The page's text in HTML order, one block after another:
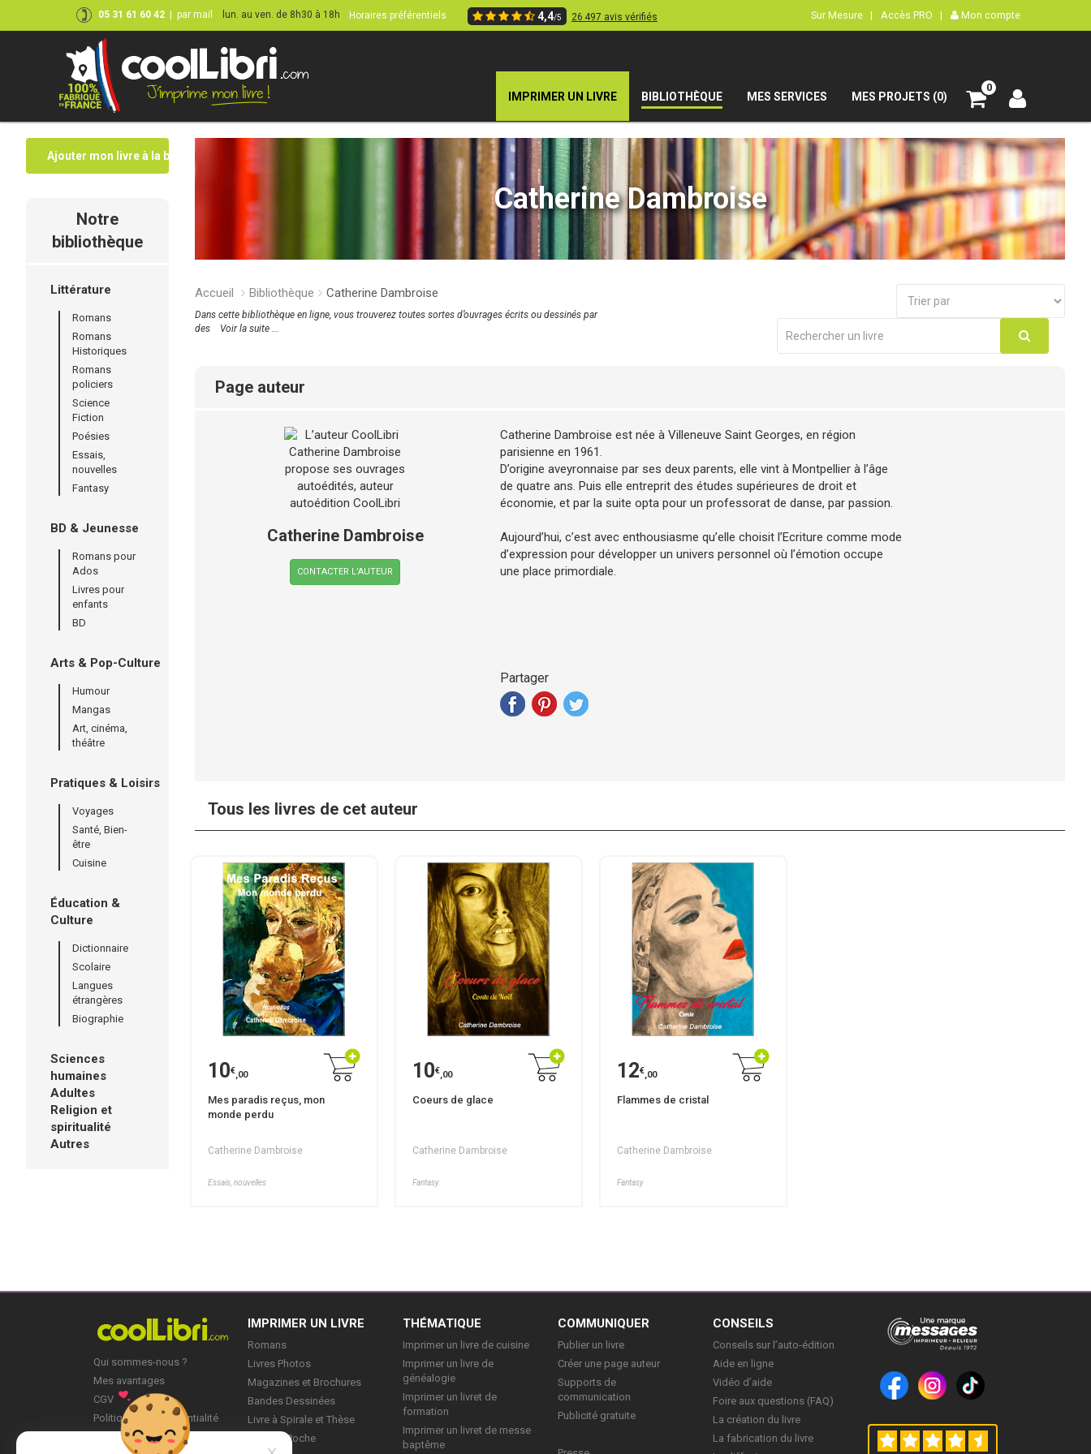
05 31 61 60 42 par mail lun. au ven. de 8h30 à 18h Horaires préférentiels 4,4/5 26 497 avis vérifiés Sur Mesure | Accès PRO | Mon compte
IMPRIMER UN LIVRE BIBLIOTHÈQUE MES SERVICES MES PROJETS (0)
0
Ajouter mon livre à la bibliothèque
Notre
bibliothèque
Littérature
Romans
Romans
Historiques
Romans
policiers
Science
Fiction
Poésies
Essais,
nouvelles
Fantasy
BD & Jeunesse
Romans pour
Ados
Livres pour
enfants
BD
Arts & Pop-Culture
Humour
Mangas
Art, cinéma,
théâtre
Pratiques & Loisirs
Voyages
Santé, Bien-
être
Cuisine
Éducation &
Culture
Dictionnaire
Scolaire
Langues
étrangères
Biographie
Sciences
humaines
Adultes
Religion et
spiritualité
Autres
Catherine Dambroise
Accueil Bibliothèque Catherine Dambroise
Dans cette bibliothèque en ligne, vous trouverez toutes sortes d’ouvrages écrits ou dessinés par
des
Voir la suite ...
page auteur
Catherine Dambroise
CONTACTER L’AUTEUR
Catherine Dambroise est née à Villeneuve Saint Georges, en région
parisienne en 1961.
D’origine aveyronnaise par ses deux parents, elle vint à Montpellier à l’âge
de quatre ans. Puis elle entreprit des études supérieures de droit et
économie, et par la suite opta pour un professorat de danse, par passion.
Aujourd’hui, c’est avec enthousiasme qu’elle choisit l’Ecriture comme mode
d’expression pour développer un univers personnel où l’émotion occupe
une place primordiale.
Partager
Tous les livres de cet auteur
10€,00
Mes paradis reçus, mon
monde perdu
Catherine Dambroise
Essais, nouvelles
10€,00
Coeurs de glace
Catherine Dambroise
Fantasy
12€,00
Flammes de cristal
Catherine Dambroise
Fantasy
Qui sommes-nous ?
Mes avantages
CGV
Politique de Confidentialité
IMPRIMER UN LIVRE
Romans
Livres Photos
Magazines et Brochures
Bandes Dessinées
Livre à Spirale et Thèse
Livre de Poche
THÉMATIQUE
Imprimer un livre de cuisine
Imprimer un livre de
généalogie
Imprimer un livret de
formation
Imprimer un livret de messe
baptême
COMMUNIQUER
Publier un livre
Créer une page auteur
Supports de
communication
Publicité gratuite
CONSEILS
Conseils sur l’auto-édition
Aide en ligne
Vidéo d’aide
Foire aux questions (FAQ)
La création du livre
La fabrication du livre